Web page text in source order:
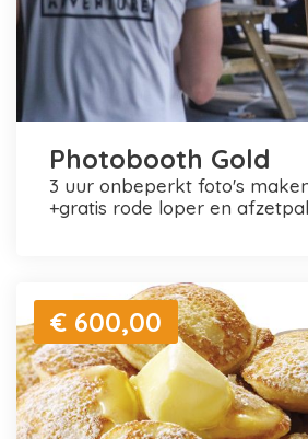
Photobooth Gold
3 uur onbeperkt foto's maken en printen
+gratis rode loper en
€ 600,00